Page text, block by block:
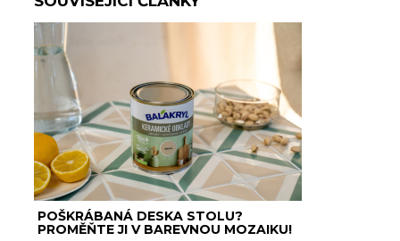
POŠKRÁBANÁ DESKA STOLU?
PROMĚŇTE JI V BAREVNOU MOZAIKU!